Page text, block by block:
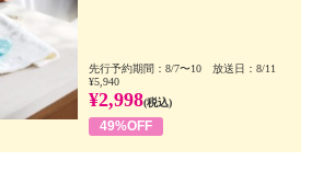
先行予約期間：8/7〜10 放送日：8/11
¥5,940
¥2,998(税込)
49%OFF